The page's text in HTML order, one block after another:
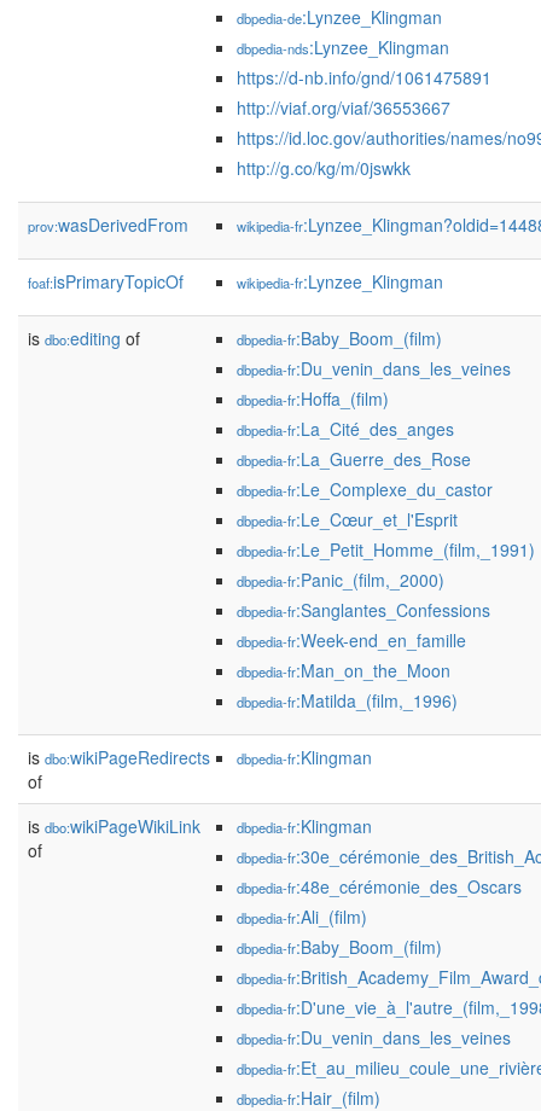
dbpedia-de:Lynzee_Klingman
dbpedia-nds:Lynzee_Klingman
https://d-nb.info/gnd/1061475891
http://viaf.org/viaf/36553667
https://id.loc.gov/authorities/names/
http://g.co/kg/m/0jswkk
prov:wasDerivedFrom wikipedia-fr
foaf:isPrimaryTopicOf wikipedia-fr:Lynzee_Klingman
is dbo:editing of dbpedia-fr:Baby_Boom_(film)
dbpedia-fr:Du_venin_dans_les_veines
dbpedia-fr:Hoffa_(film)
dbpedia-fr:La_Cité_des_anges
dbpedia-fr:La_Guerre_des_Rose
dbpedia-fr:Le_Complexe_du_castor
dbpedia-fr:Le_Cœur_et_l'Esprit
dbpedia-fr:Le_Petit_Homme_(film,_1991)
dbpedia-fr:Panic_(film,_2000)
dbpedia-fr:Sanglantes_Confessions
dbpedia-fr:Week-end_en_famille
dbpedia-fr:Man_on_the_Moon
dbpedia-fr:Matilda_(film,_1996)
is dbo:wikiPageRedirects
of
dbpedia-fr:Klingman
is dbo:wikiPageWikiLink
of
dbpedia-fr:Klingman
dbpedia-fr
dbpedia-fr:48e_cérémonie_des_Oscars
dbpedia-fr:Ali_(film)
dbpedia-fr:Baby_Boom_(film)
dbpedia-fr
dbpedia-fr
dbpedia-fr:Du_venin_dans_les_veines
dbpedia-fr
dbpedia-fr:Hair_(film)